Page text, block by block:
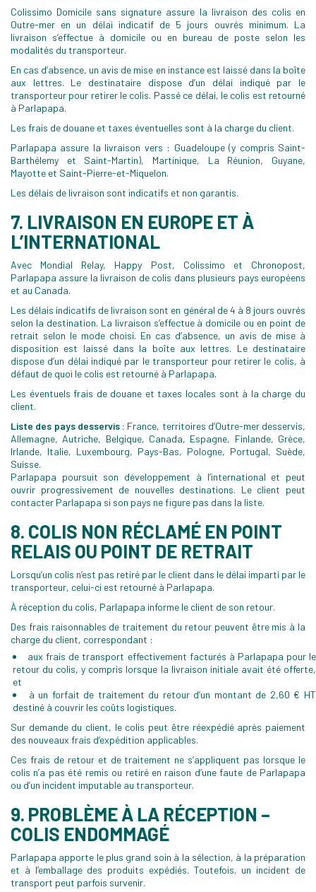
Colissimo Domicile sans signature assure la livraison des colis en
Outre-mer en un délai indicatif de 5 jours ouvrés minimum. La
livraison s’effectue à domicile ou en bureau de poste selon les
modalités du transporteur.
En cas d’absence, un avis de mise en instance est laissé dans la boîte
aux lettres. Le destinataire dispose d’un délai indiqué par le
transporteur pour retirer le colis. Passé ce délai, le colis est retourné
à Parlapapa.
Les frais de douane et taxes éventuelles sont à la charge du client.
Parlapapa assure la livraison vers : Guadeloupe (y compris Saint-
Barthélemy et Saint-Martin), Martinique, La Réunion, Guyane,
Mayotte et Saint-Pierre-et-Miquelon.
Les délais de livraison sont indicatifs et non garantis.
7. LIVRAISON EN EUROPE ET À
L’INTERNATIONAL
Avec Mondial Relay, Happy Post, Colissimo et Chronopost,
Parlapapa assure la livraison de colis dans plusieurs pays européens
et au Canada.
Les délais indicatifs de livraison sont en général de 4 à 8 jours ouvrés
selon la destination. La livraison s’effectue à domicile ou en point de
retrait selon le mode choisi. En cas d’absence, un avis de mise à
disposition est laissé dans la boîte aux lettres. Le destinataire
dispose d’un délai indiqué par le transporteur pour retirer le colis, à
défaut de quoi le colis est retourné à Parlapapa.
Les éventuels frais de douane et taxes locales sont à la charge du
client.
Liste des pays desservis : France, territoires d’Outre-mer desservis,
Allemagne, Autriche, Belgique, Canada, Espagne, Finlande, Grèce,
Irlande, Italie, Luxembourg, Pays-Bas, Pologne, Portugal, Suède,
Suisse.
Parlapapa poursuit son développement à l’international et peut
ouvrir progressivement de nouvelles destinations. Le client peut
contacter Parlapapa si son pays ne figure pas dans la liste.
8. COLIS NON RÉCLAMÉ EN POINT
RELAIS OU POINT DE RETRAIT
Lorsqu’un colis n’est pas retiré par le client dans le délai imparti par le
transporteur, celui-ci est retourné à Parlapapa.
À réception du colis, Parlapapa informe le client de son retour.
Des frais raisonnables de traitement du retour peuvent être mis à la
charge du client, correspondant :
aux frais de transport effectivement facturés à Parlapapa pour le
retour du colis, y compris lorsque la livraison initiale avait été offerte,
et
à un forfait de traitement du retour d’un montant de 2,60 € HT
destiné à couvrir les coûts logistiques.
Sur demande du client, le colis peut être réexpédié après paiement
des nouveaux frais d’expédition applicables.
Ces frais de retour et de traitement ne s’appliquent pas lorsque le
colis n’a pas été remis ou retiré en raison d’une faute de Parlapapa
ou d’un incident imputable au transporteur.
9. PROBLÈME À LA RÉCEPTION –
COLIS ENDOMMAGÉ
Parlapapa apporte le plus grand soin à la sélection, à la préparation
et à l’emballage des produits expédiés. Toutefois, un incident de
transport peut parfois survenir.